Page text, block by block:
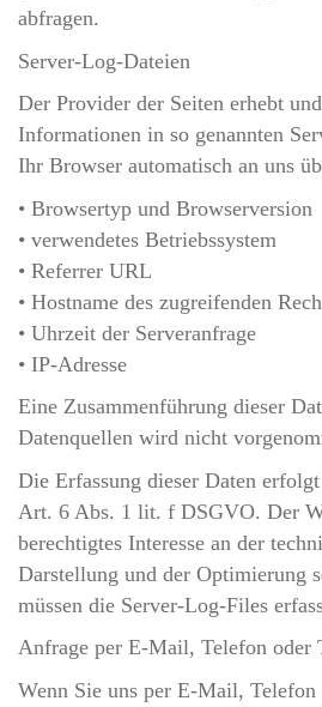
abfragen.
Server-Log-Dateien
Der Provider der Seiten erhebt
Informationen in so genannten
Ihr Browser automatisch an uns
• Browsertyp und Browserversion
• verwendetes Betriebssystem
• Referrer URL
• Hostname des zugreifenden
• Uhrzeit der Serveranfrage
• IP-Adresse
Eine Zusammenführung dieser
Datenquellen wird nicht
Die Erfassung dieser Daten
Art. 6 Abs. 1 lit. f DSGVO. Der
berechtigtes Interesse an der
Darstellung und der Optimierung
müssen die Server-Log-Files
Anfrage per E-Mail, Telefon oder
Wenn Sie uns per E-Mail, Telefon